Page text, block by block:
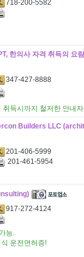
718-200-5582
한의사 자격 취득의 요
347-427-8888
득시까지 철저한 안내
Builders LLC
201-406-5999
201-461-5954
917-272-4124
능.
운전면허증!